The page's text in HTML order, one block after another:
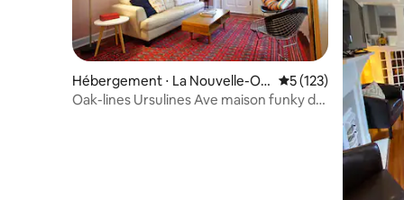
Hébergement ⋅ La Nouvelle-Orl
éans
Évaluation
5 (123)
Oak-lines Ursulines Ave maison funky de